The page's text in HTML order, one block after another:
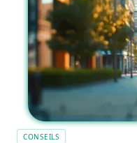
CONSEILS